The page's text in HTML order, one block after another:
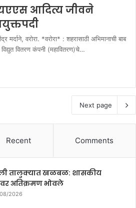
आदित्य जीवने
मर्दाने, वरोरा. *वरोरा* : शहरासाठी अभिमानाची बाब
विद्युत वितरण कंपनी (महावितरण)चे…
Next page
Recent Comments
तालुक्यात खळबळ: शासकीय
अतिक्रमण भोवले
2026